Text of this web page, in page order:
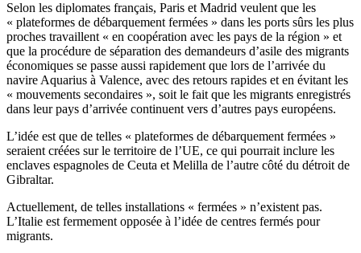
Selon les diplomates français, Paris et Madrid veulent que les
« plateformes de débarquement fermées » dans les ports sûrs les plus
proches travaillent « en coopération avec les pays de la région » et
que la procédure de séparation des demandeurs d’asile des migrants
économiques se passe aussi rapidement que lors de l’arrivée du
navire Aquarius à Valence, avec des retours rapides et en évitant les
« mouvements secondaires », soit le fait que les migrants enregistrés
dans leur pays d’arrivée continuent vers d’autres pays européens.
L’idée est que de telles « plateformes de débarquement fermées »
seraient créées sur le territoire de l’UE, ce qui pourrait inclure les
enclaves espagnoles de Ceuta et Melilla de l’autre côté du détroit de
Gibraltar.
Actuellement, de telles installations « fermées » n’existent pas.
L’Italie est fermement opposée à l’idée de centres fermés pour
migrants.